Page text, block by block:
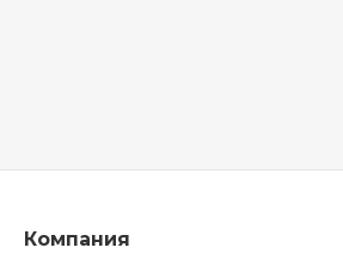
Компания